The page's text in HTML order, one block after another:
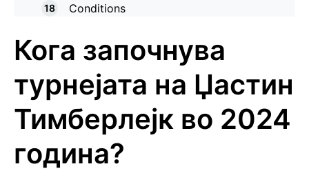
Conditions
Кога започнува
турнејата на Џастин
Тимберлејк во 2024
година?